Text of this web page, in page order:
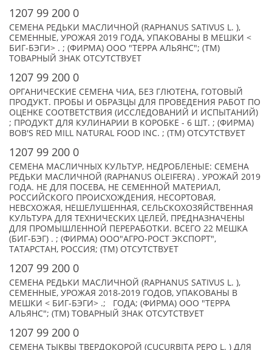
1207 99 200 0
СЕМЕНА РЕДЬКИ МАСЛИЧНОЙ (RAPHANUS SATIVUS L. ),
СЕМЕННЫЕ, УРОЖАЯ 2019 ГОДА, УПАКОВАНЫ В МЕШКИ <
БИГ-БЭГИ> . ; (ФИРМА) ООО "ТЕРРА АЛЬЯНС"; (TM)
ТОВАРНЫЙ ЗНАК ОТСУТСТВУЕТ
1207 99 200 0
ОРГАНИЧЕСКИЕ СЕМЕНА ЧИА, БЕЗ ГЛЮТЕНА, ГОТОВЫЙ
ПРОДУКТ. ПРОБЫ И ОБРАЗЦЫ ДЛЯ ПРОВЕДЕНИЯ РАБОТ ПО
ОЦЕНКЕ СООТВЕТСТВИЯ (ИССЛЕДОВАНИЙ И ИСПЫТАНИЙ)
; ПРОДУКТ ДЛЯ КУЛИНАРИИ В КОРОБКЕ - 6 ШТ. ; (ФИРМА)
BOB'S RED MILL NATURAL FOOD INC. ; (TM) ОТСУТСТВУЕТ
1207 99 200 0
СЕМЕНА МАСЛИЧНЫХ КУЛЬТУР, НЕДРОБЛЕНЫЕ: СЕМЕНА
РЕДЬКИ МАСЛИЧНОЙ (RAPHANUS OLEIFERA) . УРОЖАЙ 2019
ГОДА. НЕ ДЛЯ ПОСЕВА, НЕ СЕМЕННОЙ МАТЕРИАЛ,
РОССИЙСКОГО ПРОИСХОЖДЕНИЯ, НЕСОРТОВАЯ,
НЕВСХОЖАЯ, НЕШЕЛУШЕННАЯ, СЕЛЬСКОХОЗЯЙСТВЕННАЯ
КУЛЬТУРА ДЛЯ ТЕХНИЧЕСКИХ ЦЕЛЕЙ, ПРЕДНАЗНАЧЕНЫ
ДЛЯ ПРОМЫШЛЕННОЙ ПЕРЕРАБОТКИ. ВСЕГО 22 МЕШКА
(БИГ-БЭГ) . ; (ФИРМА) ООО"АГРО-РОСТ ЭКСПОРТ",
ТАТАРСТАН, РОССИЯ; (TM) ОТСУТСТВУЕТ
1207 99 200 0
СЕМЕНА РЕДЬКИ МАСЛИЧНОЙ (RAPHANUS SATIVUS L. ),
СЕМЕННЫЕ, УРОЖАЯ 2018-2019 ГОДОВ, УПАКОВАНЫ В
МЕШКИ < БИГ-БЭГИ> .; ГОДА; (ФИРМА) ООО "ТЕРРА
АЛЬЯНС"; (TM) ТОВАРНЫЙ ЗНАК ОТСУТСТВУЕТ
1207 99 200 0
СЕМЕНА ТЫКВЫ ТВЕРДОКОРОЙ (CUCURBITA PEPO L. ) ДЛЯ